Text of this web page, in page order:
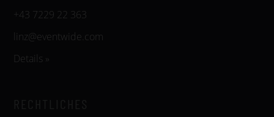
+43 7229 22 363
linz@eventwide.com
Details »